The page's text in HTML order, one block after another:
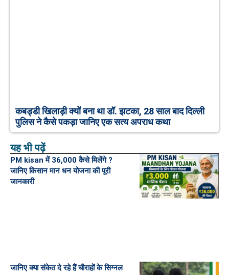
कबड्डी खिलाड़ी क्यों बना था डॉ. झटका, 28 साल बाद दिल्ली
पुलिस ने कैसे पकड़ा जानिए एक सत्य अपराध कथा
यह भी पढ़ें
PM kisan में 36,000 कैसे मिलेंगे ?
जानिए किसान मान धन योजना की पूरी
जानकारी
जानिए क्या संकेत दे रहे हैं चौराहों के सिग्नल